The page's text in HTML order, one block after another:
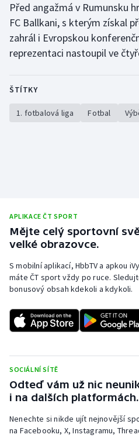
Lyže a snowboard
Moderní pětiboj
Olympijské hry
Rychlobruslení
Rychlostní kanoistika
Short track
Sportovní střelba
Triatlon
Veslování
Vodní slalom
Před angažmá v Rumunsku
FC Ballkani, s kterým získal
zahrál i Evropskou
reprezentaci nastoupil ve
ŠTÍTKY
1. fotbalová liga Fotbal
APLIKACE ČT SPORT
Mějte celý sportovní
velké obrazovce.
S mobilní aplikací, HbbTV a apkou
máte ČT sport vždy po ruce.
bonusový obsah kdekoli a kdykoli.
SOCIÁLNÍ SÍTĚ
Odteď vám už nic
i na dalších platformách.
Nenechte si nikde ujít nejnovější
na Facebooku, X, Instagramu,